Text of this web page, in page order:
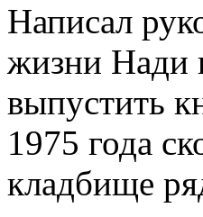
Написал
жизни Нади
выпустить
1975 года
кладбище